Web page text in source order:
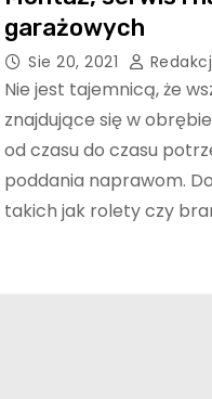
garażowych
Sie 20, 2021
Nie jest tajemnicą, że
znajdujące się w
od czasu do czasu
poddania naprawom.
takich jak rolety czy